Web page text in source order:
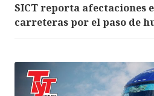
SICT reporta afectaciones
carreteras por el paso de